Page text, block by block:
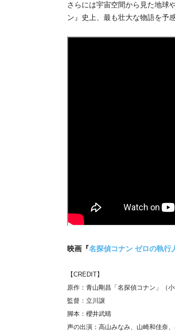
さらには宇宙空間から見た地球
ン』史上、最も壮大な物語を予
映画『名探偵コナン ゼロの執行
【CREDIT】
原作：青山剛昌「名探偵コナン」（
監督：立川譲
脚本：櫻井武晴
声の出演：高山みなみ、山崎和佳奈